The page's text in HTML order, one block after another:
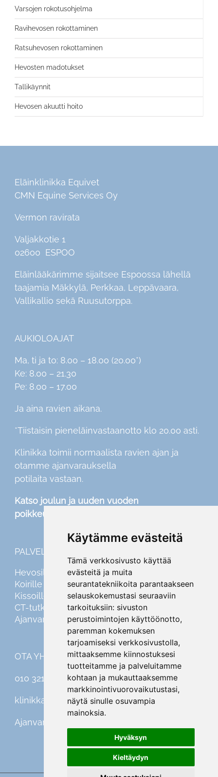
Käytämme evästeitä
Tämä verkkosivusto käyttää
evästeitä ja muita
seurantatekniikoita parantaakseen
selauskokemustasi seuraaviin
tarkoituksiin: sivuston
perustoimintojen käyttöönotto,
paremman kokemuksen
tarjoamiseksi verkkosivustolla,
mittaaksemme kiinnostuksesi
tuotteitamme ja palveluitamme
kohtaan ja mukauttaaksemme
markkinointivuorovaikutustasi,
näytä sinulle osuvampia
mainoksia.
Hyväksyn
Kieltäydyn
Varsojen rokotusohjelma
Ravihevosen rokottaminen
Ratsuhevosen rokottaminen
Hevosten madotukset
Tallikäynnit
Hevosen akuutti hoito
Eläinklinikka Equivet
CMN Equine Services Oy
Vermon ravirata
Valjakkotie 1
02600 ESPOO
Eläinlääkärimme sijaitsee Espoossa lähellä
taajamia Mäkkylä, Perkkaa, Leppävaara,
Vallikallio sekä Ruusutorppa.
AUKIOLOAJAT
Ma, ti ja to: 8.00 – 18.00 (20.00*)
Ke: 8.00 – 21.30
Pe: 8.00 – 17.00
Ja aina ravien aikana.
*Tiistaisin pieneläinvastaanotto klo 20.00 asti.
Klinikka toimii normaalista ravien ajan ja
otamme ajanvarauksella
potilaita vastaan.
Katso joulun ja uuden vuoden
poikkeusaukioloajat
PALVELUT
Hevosille
Koirille
Kissoille
CT-tutkimus
Ajanvaraus
OTA YHTEYTTÄ
010 321 46 00
klinikka@equivet.fi
Ajanvaraus